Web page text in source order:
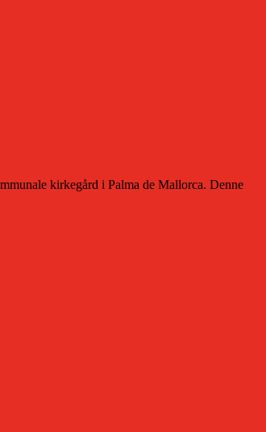
kirkegård i Palma de Mallorca. Denne